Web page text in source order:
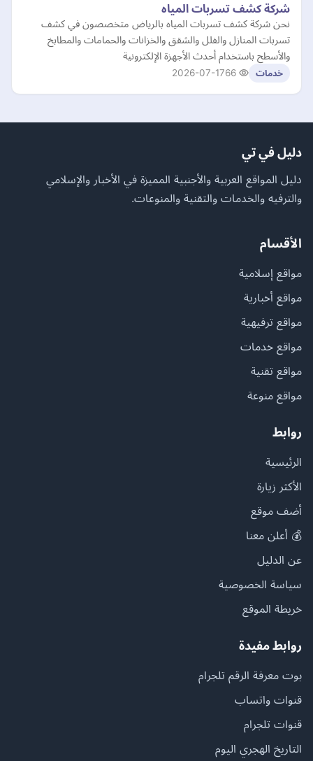
شركة كشف تسربات المياه
نحن شركة كشف تسربات المياه بالرياض متخصصون في كشف
تسربات المنازل والفلل والشقق والخزانات والحمامات والمطابخ
والأسطح باستخدام أحدث الأجهزة الإلكترونية
خدمات 2026-07-17
دليل في تي
دليل المواقع العربية والأجنبية المميزة في الأخبار والإسلامي
والترفيه والخدمات والتقنية والمنوعات.
الأقسام
مواقع إسلامية
مواقع أخبارية
مواقع ترفيهية
مواقع خدمات
مواقع تقنية
مواقع منوعة
روابط
الرئيسية
الأكثر زيارة
أضف موقع
💰 أعلن معنا
عن الدليل
سياسة الخصوصية
خريطة الموقع
روابط مفيدة
بوت معرفة الرقم تلجرام
قنوات واتساب
قنوات تلجرام
التاريخ الهجري اليوم